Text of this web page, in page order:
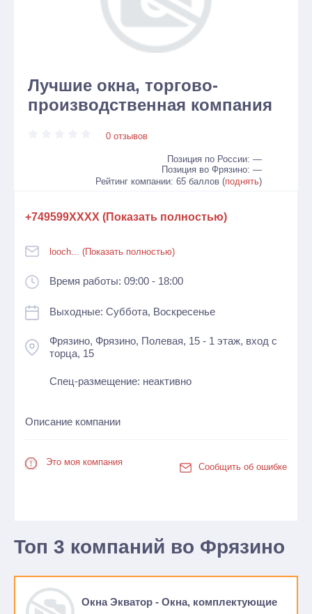
Лучшие окна, торгово-
производственная компания
0 отзывов
Позиция по России: —
Позиция во Фрязино: —
Рейтинг компании: 65 баллов (поднять)
+749599XXXX (Показать полностью)
looch... (Показать полностью)
Время работы: 09:00 - 18:00
Выходные: Суббота, Воскресенье
Фрязино, Фрязино, Полевая, 15 - 1 этаж, вход с
торца, 15
Спец-размещение: неактивно
Описание компании
Это моя компания Сообщить об ошибке
Топ 3 компаний во Фрязино
Окна Экватор - Окна, комплектующие